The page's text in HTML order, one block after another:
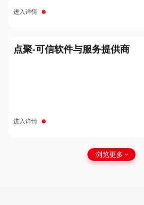
进入详情
点聚-可信软件与服务提供商
进入详情
浏览更多